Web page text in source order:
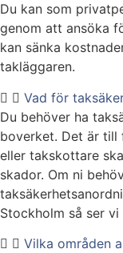
Du kan som
genom att ansöka
kan sänka
takläggaren.
Vad för
Du behöver ha
boverket. Det är till
eller takskottare
skador. Om ni
Stockholm så ser
Vilka områden